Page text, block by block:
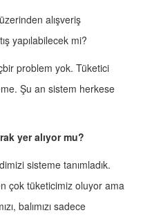
alışveriş
yapılabilecek mi?
problem yok. Tüketici
Şu an sistem herkese
yer alıyor mu?
sisteme tanımladık.
çok tüketicimiz oluyor ama
balımızı sadece